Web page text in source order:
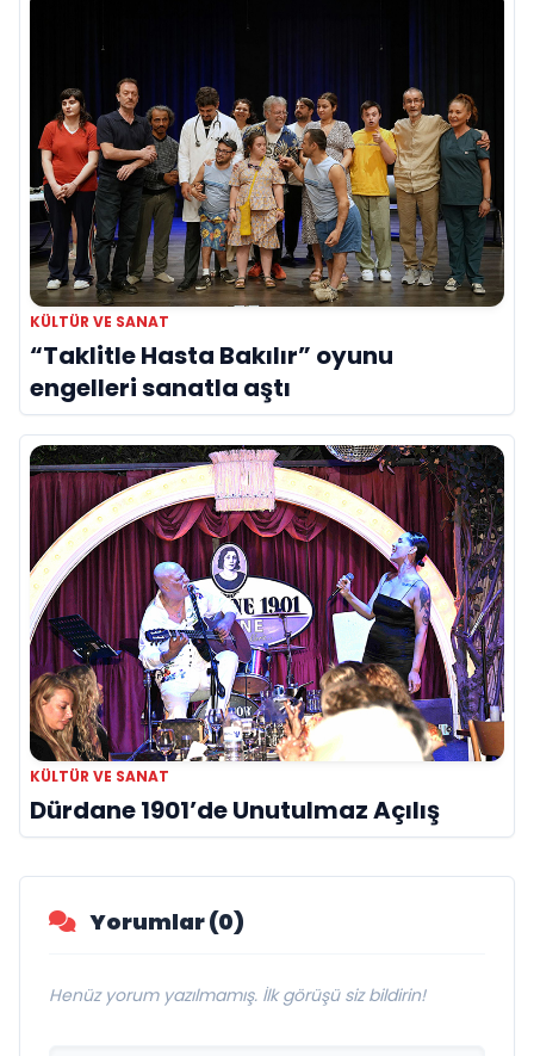
KÜLTÜR VE SANAT
“Taklitle Hasta Bakılır” oyunu
engelleri sanatla aştı
KÜLTÜR VE SANAT
Dürdane 1901’de Unutulmaz Açılış
Yorumlar (0)
Henüz yorum yazılmamış. İlk görüşü siz bildirin!